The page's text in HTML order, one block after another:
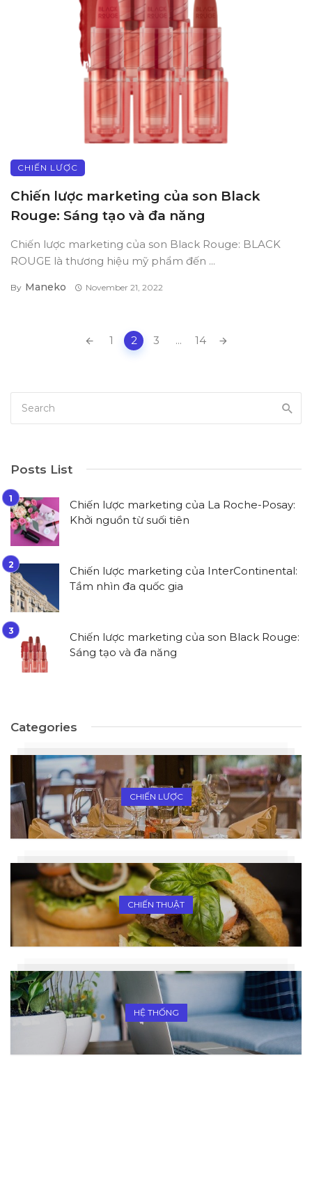
CHIẾN LƯỢC
Chiến lược marketing của son Black
Rouge: Sáng tạo và đa năng
Chiến lược marketing của son Black Rouge: BLACK
ROUGE là thương hiệu mỹ phẩm đến ...
By Maneko November 21, 2022
1 2 3 ... 14
Posts List
Chiến lược marketing của La Roche-Posay:
Khởi nguồn từ suối tiên
Chiến lược marketing của InterContinental:
Tầm nhìn đa quốc gia
Chiến lược marketing của son Black Rouge:
Sáng tạo và đa năng
Categories
CHIẾN LƯỢC
CHIẾN THUẬT
HỆ THỐNG